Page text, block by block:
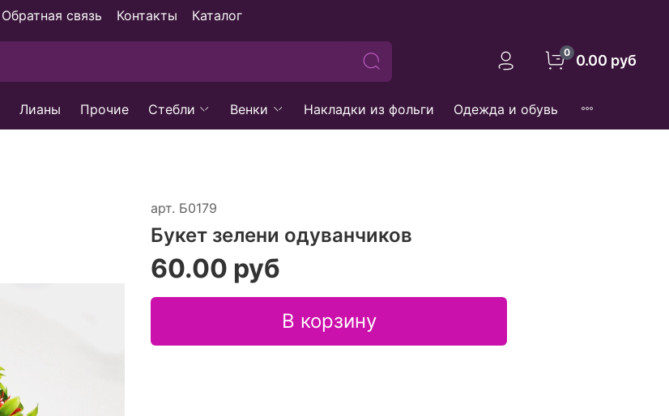
Обратная связь Контакты Каталог
0 0.00 руб
Лианы Прочие Стебли Венки Накладки из фольги Одежда и обувь
арт. Б0179
Букет зелени одуванчиков
60.00 руб
В корзину